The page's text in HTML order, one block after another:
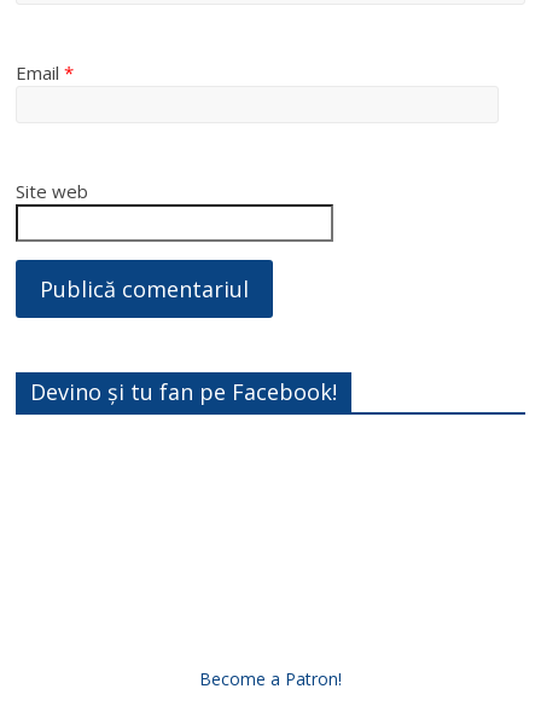
Email*
Site web
Devino și tu fan pe Facebook!
Become a Patron!